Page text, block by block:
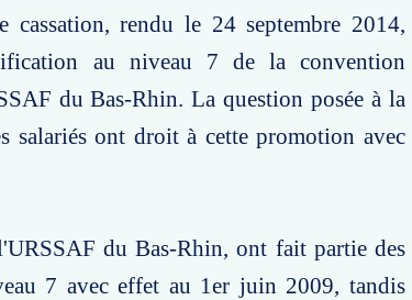
rendu le 24 septembre 2014,
au niveau 7 de la convention
du Bas-Rhin. La question posée à la
salariés ont droit à cette promotion avec
du Bas-Rhin, ont fait partie des
7 avec effet au 1er juin 2009, tandis